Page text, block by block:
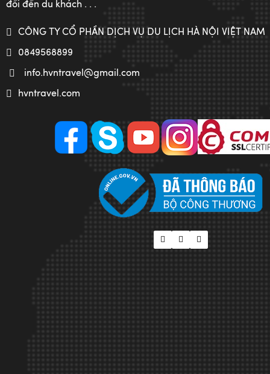
đối đến du khách . . .
CÔNG TY CỔ PHẦN DỊCH VỤ DU LỊCH HÀ NỘI VIỆT NAM
0849568899
info.hvntravel@gmail.com
hvntravel.com